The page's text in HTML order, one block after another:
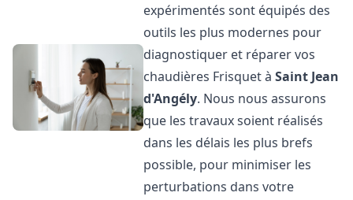
expérimentés sont équipés des
outils les plus modernes pour
diagnostiquer et réparer vos
chaudières Frisquet àSaint Jean
d'Angély. Nous nous assurons
que les travaux soient réalisés
dans les délais les plus brefs
possible, pour minimiser les
perturbations dans votre